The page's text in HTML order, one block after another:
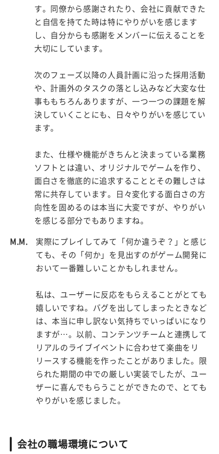
す。同僚から感謝されたり、会社に貢献できた
と自信を持てた時は特にやりがいを感じます
し、自分からも感謝をメンバーに伝えることを
大切にしています。
次のフェーズ以降の人員計画に沿った採用活動
や、計画外のタスクの落とし込みなど大変な仕
事ももちろんありますが、一つ一つの課題を解
決していくことにも、日々やりがいを感じてい
ます。
また、仕様や機能がきちんと決まっている業務
ソフトとは違い、オリジナルでゲームを作り、
面白さを徹底的に追求することとその難しさは
常に共存しています。日々変化する面白さの方
向性を固めるのは本当に大変ですが、やりがい
を感じる部分でもありますね。
M.M.
実際にプレイしてみて「何か違うぞ？」と感じ
ても、その「何か」を見出すのがゲーム開発に
おいて一番難しいことかもしれません。
私は、ユーザーに反応をもらえることがとても
嬉しいですね。バグを出してしまったときなど
は、本当に申し訳ない気持ちでいっぱいになり
ますが…。以前、コンテンツチームと連携して
リアルのライブイベントに合わせて楽曲をリ
リースする機能を作ったことがありました。限
られた期間の中での厳しい実装でしたが、ユー
ザーに喜んでもらうことができたので、とても
やりがいを感じました。
会社の職場環境について